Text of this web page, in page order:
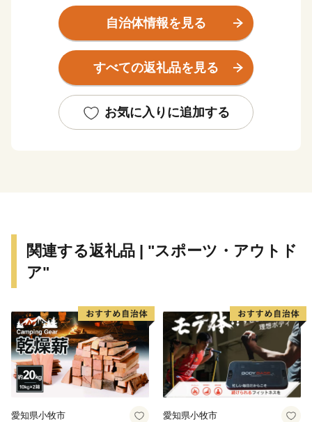
平坦な地形と豊かな水、気候など理想的な条件が整って
おり、江戸時代には、お蔵米として川越藩に献上されて
いた由緒あるお米が産み出されています。
また、町の特産として、県内でも有数の産地となって
の栽培が盛んです。
新たな取り組みとして、町の魅力を地域住民が再認識
など）」、「食（すったて、呉汁など）」、「歴史文化
財（遠山記念館、廣徳寺大御堂など）」などに代表され
のです。
川島町は、ふるさと納税の対象団体として総務大臣か
ら指定を受けているため、本町に寄附した場合は、税制
上の特例控除を受けることができます。
自治体情報を見る
すべての返礼品を見る
お気に入りに追加する
関連する返礼品 | "スポーツ・アウトド
ア"
愛知県小牧市 愛知県小牧市